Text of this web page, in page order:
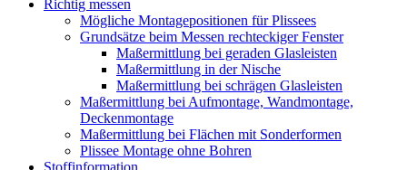
Richtig messen
Mögliche Montagepositionen für Plissees
Grundsätze beim Messen rechteckiger Fenster
Maßermittlung bei geraden Glasleisten
Maßermittlung in der Nische
Maßermittlung bei schrägen Glasleisten
Maßermittlung bei Aufmontage, Wandmontage,
Deckenmontage
Maßermittlung bei Flächen mit Sonderformen
Plissee Montage ohne Bohren
Stoffinformation